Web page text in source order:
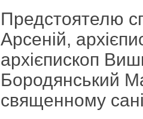
Предстоятелю
Арсеній,
архієпископ
Бородянський
священному